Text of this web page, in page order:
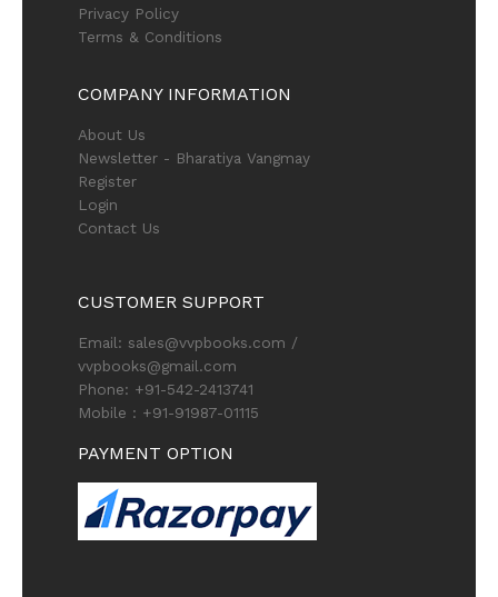
Privacy Policy
Terms & Conditions
COMPANY INFORMATION
About Us
Newsletter - Bharatiya Vangmay
Register
Login
Contact Us
CUSTOMER SUPPORT
Email: sales@vvpbooks.com /
vvpbooks@gmail.com
Phone: +91-542-2413741
Mobile : +91-91987-01115
PAYMENT OPTION